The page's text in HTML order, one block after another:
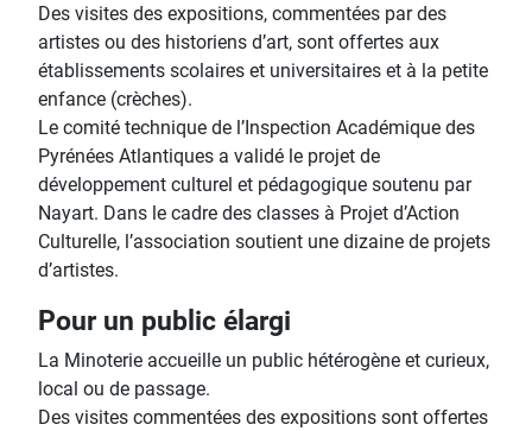
Des visites des expositions, commentées par des
artistes ou des historiens d’art, sont offertes aux
établissements scolaires et universitaires et à la petite
enfance (crèches).
Le comité technique de l’Inspection Académique des
Pyrénées Atlantiques a validé le projet de
développement culturel et pédagogique soutenu par
Nayart. Dans le cadre des classes à Projet d’Action
Culturelle, l’association soutient une dizaine de projets
d’artistes.
Pour un public élargi
La Minoterie accueille un public hétérogène et curieux,
local ou de passage.
Des visites commentées des expositions sont offertes